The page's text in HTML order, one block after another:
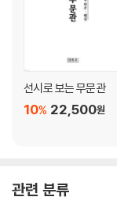
2. 최선을 다하라 _ 106
3. 말을 잘하는 비결 _
4. 불을 섬기는 사람
8. 화살 _ 122
9. 젊은이 바세타 _ 127
선시로 보는 무문관
22,500원
10%
관련 분류